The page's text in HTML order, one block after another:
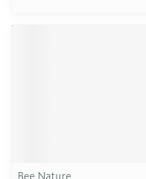
Bee Nature